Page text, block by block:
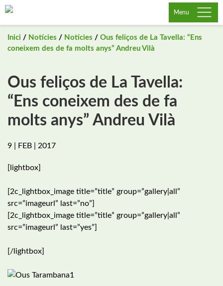
Saltar
Menu
Inici / Notícies / Notícies / Ous feliços de La Tavella: “Ens
coneixem des de fa molts anys” Andreu Vilà
Ous feliços de La Tavella:
“Ens coneixem des de fa
molts anys” Andreu Vilà
9 | FEB | 2017
[lightbox]
[2c_lightbox_image title=”title” group=”gallery|all”
src=”imageurl” last=”no”]
[2c_lightbox_image title=”title” group=”gallery|all”
src=”imageurl” last=”yes”]
[/lightbox]